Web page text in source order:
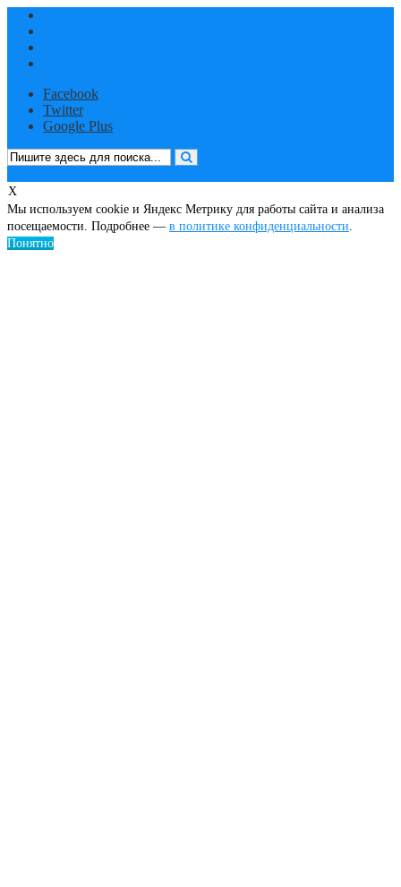
Facebook
Twitter
Google Plus
X
Мы используем cookie и Яндекс Метрику для работы сайта и анализа
посещаемости. Подробнее — в политике конфиденциальности
Понятно